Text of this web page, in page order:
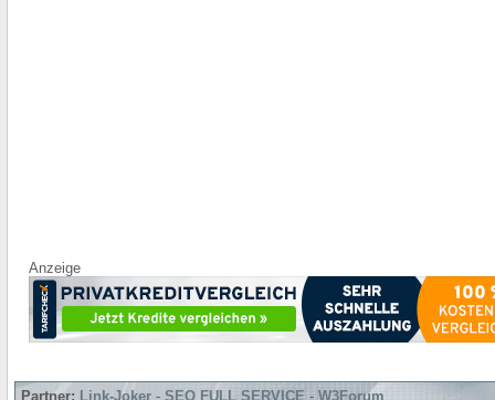
Anzeige
Partner: Link-Joker - SEO FULL SERVICE - W3Forum